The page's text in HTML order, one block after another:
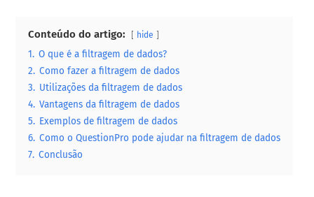
Conteúdo do artigo: hide
1. O que é a filtragem de dados?
2. Como fazer a filtragem de dados
3. Utilizações da filtragem de dados
4. Vantagens da filtragem de dados
5. Exemplos de filtragem de dados
6. Como o QuestionPro pode ajudar na filtragem de dados
7. Conclusão